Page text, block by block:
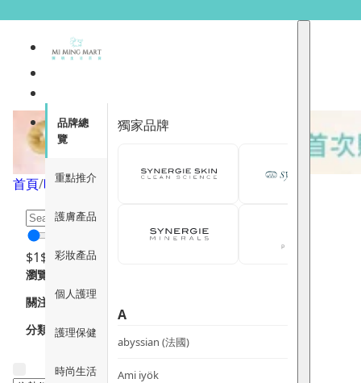
品牌總
覽
重點推介
護膚產品
彩妝產品
個人護理
護理保健
時尚生活
獨家品牌
A
abyssian (法國)
Ami iyök
時尚生活
首頁/時尚生活/
$1$ 12000
瀏覽
關注重點
分類